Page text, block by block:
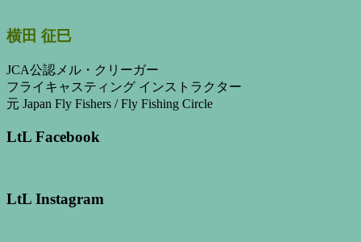
横田 征巳
JCA公認メル・クリーガー
フライキャスティング インストラクター
元 Japan Fly Fishers / Fly Fishing Circle
LtL Facebook
LtL Instagram